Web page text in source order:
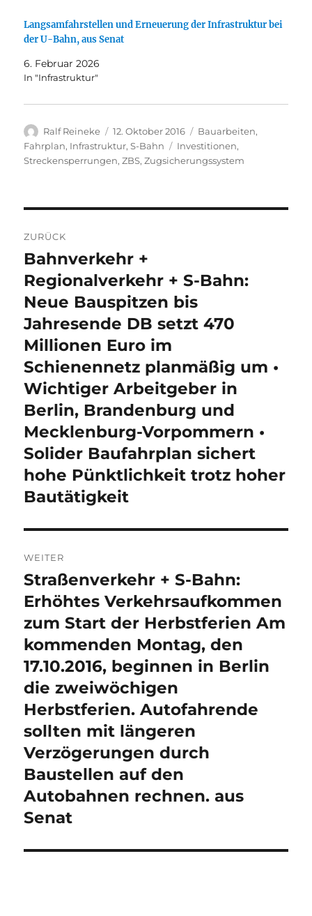
Langsamfahrstellen und Erneuerung der Infrastruktur bei
der U-Bahn, aus Senat
6. Februar 2026
In "Infrastruktur"
Autor
Ralf Reineke
Veröffentlicht
am
12. Oktober 2016 Kategorien
Bauarbeiten,
Fahrplan, Infrastruktur,S-Bahn Schlagwörter
Investitionen,
Streckensperrungen,ZBS,Zugsicherungssystem
ZURÜCK
Vorheriger
Beitrag:
Bahnverkehr +
Regionalverkehr + S-Bahn:
Neue Bauspitzen bis
Jahresende DB setzt 470
Millionen Euro im
Schienennetz planmäßig um •
Wichtiger Arbeitgeber in
Berlin, Brandenburg und
Mecklenburg-Vorpommern •
Solider Baufahrplan sichert
hohe Pünktlichkeit trotz hoher
Bautätigkeit
WEITER
Nächster
Beitrag:
Straßenverkehr + S-Bahn:
Erhöhtes Verkehrsaufkommen
zum Start der Herbstferien Am
kommenden Montag, den
17.10.2016, beginnen in Berlin
die zweiwöchigen
Herbstferien. Autofahrende
sollten mit längeren
Verzögerungen durch
Baustellen auf den
Autobahnen rechnen. aus
Senat